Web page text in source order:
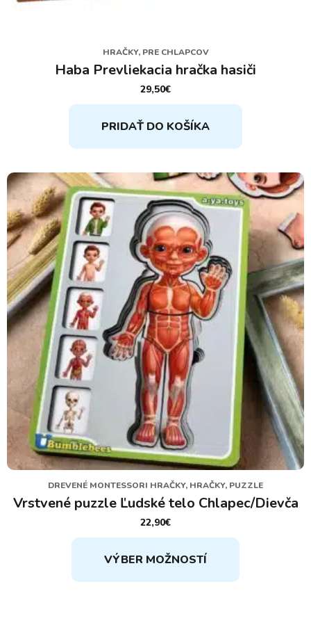
HRAČKY, PRE CHLAPCOV
Haba Prevliekacia hračka hasiči
29,50€
PRIDAŤ DO KOŠÍKA
DREVENÉ MONTESSORI HRAČKY, HRAČKY, PUZZLE
Vrstvené puzzle Ľudské telo Chlapec/Dievča
22,90€
VÝBER MOŽNOSTÍ
Tento
produkt
má